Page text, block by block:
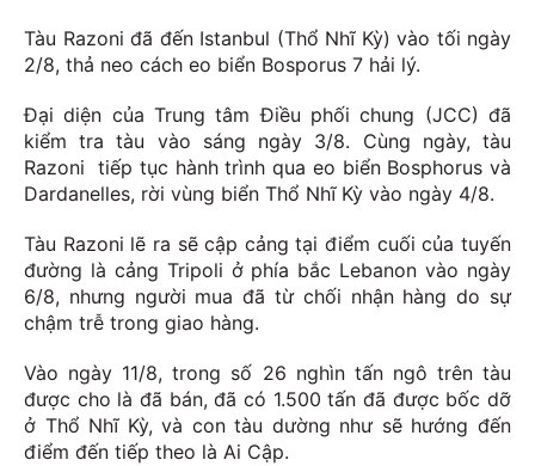
Tàu Razoni đã đến Istanbul (Thổ Nhĩ Kỳ) vào tối ngày
2/8, thả neo cách eo biển Bosporus 7 hải lý.
Đại diện của Trung tâm Điều phối chung (JCC) đã
kiểm tra tàu vào sáng ngày 3/8. Cùng ngày, tàu
Razoni tiếp tục hành trình qua eo biển Bosphorus và
Dardanelles, rời vùng biển Thổ Nhĩ Kỳ vào ngày 4/8.
Tàu Razoni lẽ ra sẽ cập cảng tại điểm cuối của tuyến
đường là cảng Tripoli ở phía bắc Lebanon vào ngày
6/8, nhưng người mua đã từ chối nhận hàng do sự
chậm trễ trong giao hàng.
Vào ngày 11/8, trong số 26 nghìn tấn ngô trên tàu
được cho là đã bán, đã có 1.500 tấn đã được bốc dỡ
ở Thổ Nhĩ Kỳ, và con tàu dường như sẽ hướng đến
điểm đến tiếp theo là Ai Cập.